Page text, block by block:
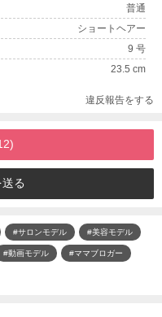
普通
ショートヘアー
9 号
23.5 cm
違反報告をする
)
る
#サロンモデル #美容モデル
#動画モデル #ママブロガー